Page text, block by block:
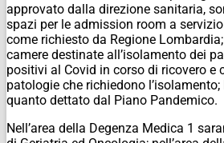
approvato dalla direzione sanitaria,
spazi per le admission room a
come richiesto da Regione
camere destinate all’isolamento dei
positivi al Covid in corso di ricovero e
patologie che richiedono l’isolamento;
quanto dettato dal Piano Pandemico.
Nell’area della Degenza Medica 1